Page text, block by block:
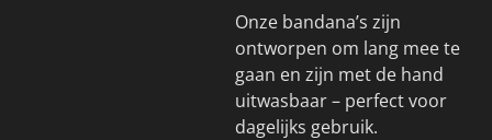
Onze bandana’s zijn
ontworpen om lang mee te
gaan en zijn met de hand
uitwasbaar – perfect voor
dagelijks gebruik.